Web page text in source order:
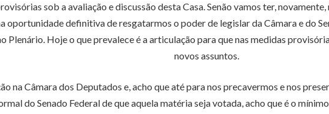
sob a avaliação e discussão desta Casa. Senão vamos ter,
oportunidade definitiva de resgatarmos o poder de legislar da Câmara e do
Plenário. Hoje o que prevalece é a articulação para que nas medidas
novos assuntos.
na Câmara dos Deputados e, acho que até para nos precavermos e nos
do Senado Federal de que aquela matéria seja votada, acho que é o